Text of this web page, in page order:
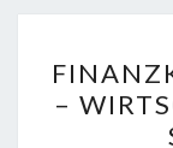
–